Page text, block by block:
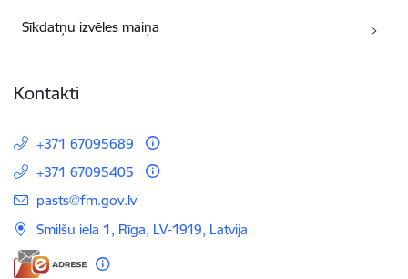
Sīkdatņu izvēles maiņa
Kontakti
+371 67095689
+371 67095405
E-pasts:
pasts@fm.gov.lv
Smilšu iela 1, Rīga, LV-1919, Latvija